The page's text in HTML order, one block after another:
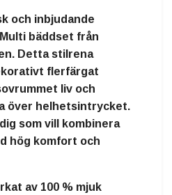
och inbjudande
bäddset från
Detta stilrena
flerfärgat
liv och
över helhetsintrycket.
som vill kombinera
hög komfort och
av 100 % mjuk